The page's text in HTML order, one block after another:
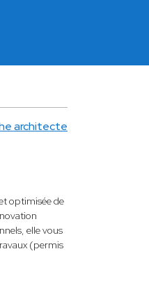
architecte
optimisée de
elle vous
(permis